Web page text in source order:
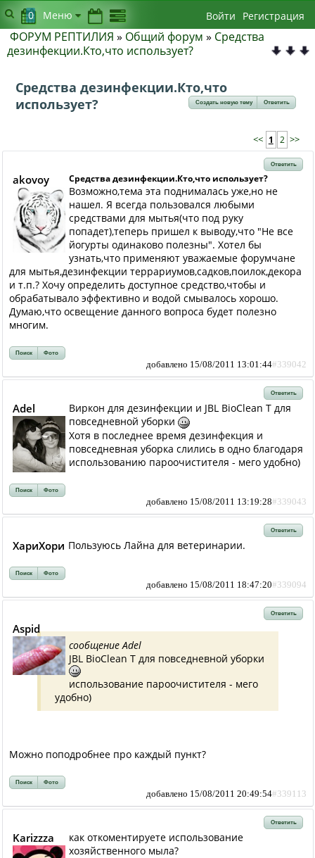
ФОРУМ РЕПТИЛИЯ » Общий форум » Средства
дезинфекции.Кто,что использует?
Средства дезинфекции.Кто,что
использует?
Создать новую тему Ответить
<< 1 2 >>
Ответить
akovoy Средства дезинфекции.Кто,что использует?
Возможно,тема эта поднималась уже,но не
нашел. Я всегда пользовался любыми
средствами для мытья(что под руку
попадет),теперь пришел к выводу,что "Не все
йогурты одинаково полезны". Хотел бы
узнать,что применяют уважаемые форумчане
для мытья,дезинфекции террариумов,садков,поилок,декора
и т.п.? Хочу определить доступное средство,чтобы и
обрабатывало эффективно и водой смывалось хорошо.
Думаю,что освещение данного вопроса будет полезно
многим.
Поиск Фото
добавлено 15/08/2011 13:01:44#339042
Ответить
Adel
Виркон для дезинфекции и JBL BioClean T для
повседневной уборки
Хотя в последнее время дезинфекция и
повседневная уборка слились в одно благодаря
использованию пароочистителя - мего удобно)
Поиск Фото
добавлено 15/08/2011 13:19:28#339043
Ответить
ХариХори Пользуюсь Лайна для ветеринарии.
Поиск Фото
добавлено 15/08/2011 18:47:20#339094
Ответить
Aspid
сообщение Adel
JBL BioClean T для повседневной уборки
использование пароочистителя - мего
удобно)
Можно поподробнее про каждый пункт?
Поиск Фото
добавлено 15/08/2011 20:49:54#339113
Ответить
Karizzza
как откоментируете использование
хозяйственного мыла?
0 Меню Войти Регистрация